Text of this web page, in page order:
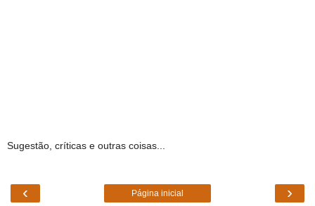
Sugestão, críticas e outras coisas...
‹ ›
Página inicial